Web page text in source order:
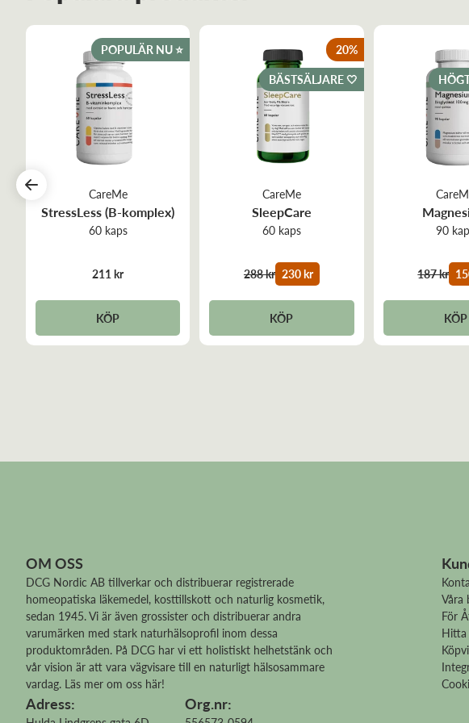
=
CareMe
StressLess (B-komplex)
60 kaps
211 kr
KÖP
POPULÄR NU ⭐️
CareMe
SleepCare
60 kaps
288 kr 230 kr
KÖP
20%
BÄSTSÄLJARE 🤍
90
187 kr
KÖP
OM OSS
DCG Nordic AB tillverkar och distribuerar registrerade
homeopatiska läkemedel, kosttillskott och naturlig kosmetik,
sedan 1945. Vi är även grossister och distribuerar andra
varumärken med stark naturhälsoprofil inom dessa
produktområden. På DCG har vi ett holistiskt helhetstänk och
vår vision är att vara vägvisare till en naturligt hälsosammare
vardag. Läs mer om oss här!
Adress: Org.nr:
Våra
För